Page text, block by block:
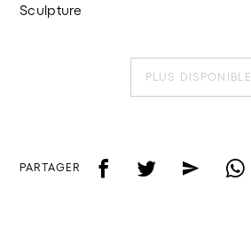
Sculpture
PLUS DISPONIBLE
PARTAGER f t e w